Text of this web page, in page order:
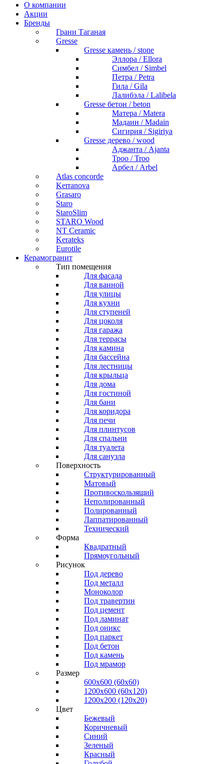
О компании
Акции
Бренды
Грани Таганая
Gresse
Gresse камень / stone
Эллора / Ellora
Симбел / Simbel
Петра / Petra
Гила / Gila
Лалибэла / Lalibela
Gresse бетон / beton
Матера / Matera
Мадаин / Madain
Сигирия / Sigiriya
Gresse дерево / wood
Аджанта / Ajanta
Троо / Troo
Арбел / Arbel
Atlas concorde
Kerranova
Grasaro
Staro
StaroSlim
STARO Wood
NT Ceramic
Kerateks
Eurotile
Керамогранит
Тип помещения
Для фасада
Для ванной
Для улицы
Для кухни
Для ступеней
Для цоколя
Для гаража
Для террасы
Для камина
Для бассейна
Для лестницы
Для крыльца
Для дома
Для гостиной
Для бани
Для коридора
Для печи
Для плинтусов
Для спальни
Для туалета
Для санузла
Поверхность
Структурированный
Матовый
Противоскользящий
Неполированный
Полированный
Лаппатированный
Технический
Форма
Квадратный
Прямоугольный
Рисунок
Под дерево
Под металл
Моноколор
Под травертин
Под цемент
Под ламинат
Под оникс
Под паркет
Под бетон
Под камень
Под мрамор
Размер
600х600 (60х60)
1200х600 (60х120)
1200х200 (120x20)
Цвет
Бежевый
Коричневый
Синий
Зеленый
Красный